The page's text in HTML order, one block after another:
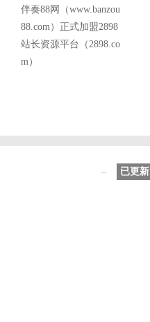
伴奏88网（www.banzou
88.com）正式加盟2898
站长资源平台（2898.co
m）
已更新
--